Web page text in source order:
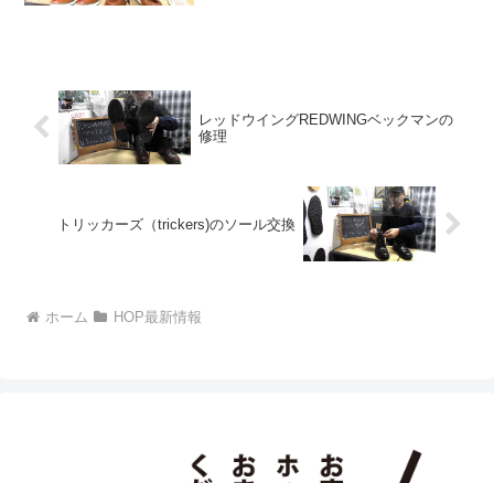
レッドウイングREDWINGベックマンの
修理
トリッカーズ（trickers)のソール交換
ホーム HOP最新情報